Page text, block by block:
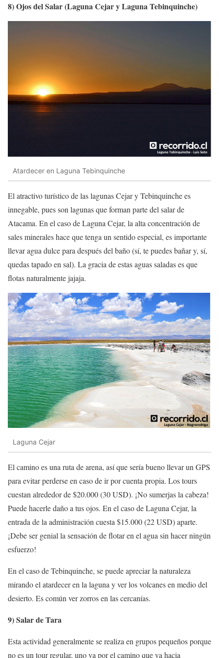
8) Ojos del Salar (Laguna Cejar y Laguna Tebinquinche)
Atardecer en Laguna Tebinquinche
El atractivo turístico de las lagunas Cejar y Tebinquinche es
innegable, pues son lagunas que forman parte del salar de
Atacama. En el caso de Laguna Cejar, la alta concentración de
sales minerales hace que tenga un sentido especial, es importante
llevar agua dulce para después del baño (sí, te puedes bañar y, sí,
quedas tapado en sal). La gracia de estas aguas saladas es que
flotas naturalmente jajaja.
Laguna Cejar
El camino es una ruta de arena, así que sería bueno llevar un GPS
para evitar perderse en caso de ir por cuenta propia. Los tours
cuestan alrededor de $20.000 (30 USD). ¡No sumerjas la cabeza!
Puede hacerle daño a tus ojos. En el caso de Laguna Cejar, la
entrada de la administración cuesta $15.000 (22 USD) aparte.
¡Debe ser genial la sensación de flotar en el agua sin hacer ningún
esfuerzo!
En el caso de Tebinquinche, se puede apreciar la naturaleza
mirando el atardecer en la laguna y ver los volcanes en medio del
desierto. Es común ver zorros en las cercanías.
9) Salar de Tara
Esta actividad generalmente se realiza en grupos pequeños porque
no es un tour regular, uno va por el camino que va hacia